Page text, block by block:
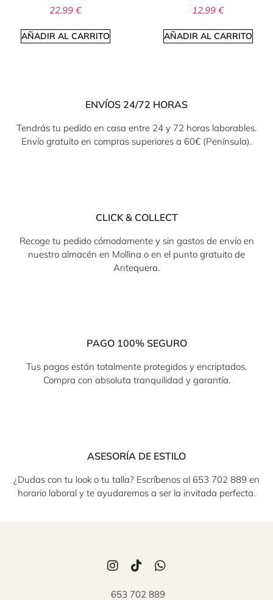
22,99 €
AÑADIR AL CARRITO
12,99 €
AÑADIR AL CARRITO
ENVÍOS 24/72 HORAS
Tendrás tu pedido en casa entre 24 y 72 horas laborables.
Envío gratuito en compras superiores a 60€ (Península).
CLICK & COLLECT
Recoge tu pedido cómodamente y sin gastos de envío en
nuestro almacén en Mollina o en el punto gratuito de
Antequera.
PAGO 100% SEGURO
Tus pagos están totalmente protegidos y encriptados.
Compra con absoluta tranquilidad y garantía.
ASESORÍA DE ESTILO
¿Dudas con tu look o tu talla? Escríbenos al 653 702 889 en
horario laboral y te ayudaremos a ser la invitada perfecta.
653 702 889